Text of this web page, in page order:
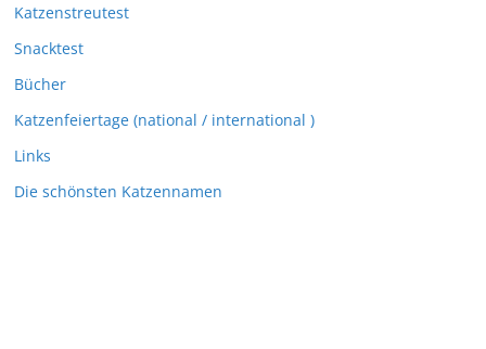
Katzenstreutest
Snacktest
Bücher
Katzenfeiertage (national / international )
Links
Die schönsten Katzennamen